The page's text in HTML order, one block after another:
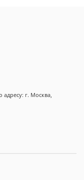
г. Москва,